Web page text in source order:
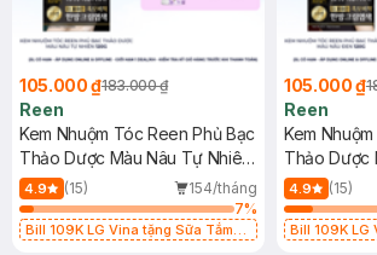
105.000 ₫183.000 ₫
Reen
Kem Nhuộm Tóc Reen Phủ Bạc
Thảo Dược Màu Nâu Tự Nhiên
120g
4.9 (15)
154/tháng
7%
Bill 109K LG Vina tặng Sữa Tắm
105.000 ₫
Reen
Kem
Thảo Dược
4.9 (15)
Bill 109K LG